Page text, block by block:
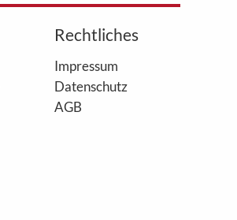
Rechtliches
Impressum
Datenschutz
AGB